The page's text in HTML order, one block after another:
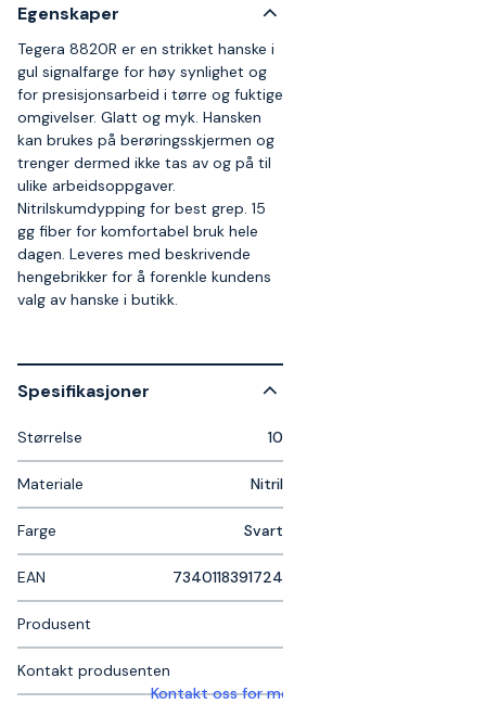
Egenskaper
Tegera 8820R er en strikket hanske i
gul signalfarge for høy synlighet og
for presisjonsarbeid i tørre og fuktige
omgivelser. Glatt og myk. Hansken
kan brukes på berøringsskjermen og
trenger dermed ikke tas av og på til
ulike arbeidsoppgaver.
Nitrilskumdypping for best grep. 15
gg fiber for komfortabel bruk hele
dagen. Leveres med beskrivende
hengebrikker for å forenkle kundens
valg av hanske i butikk.
Spesifikasjoner
Størrelse 10
Materiale Nitril
Farge Svart
EAN 7340118391724
Produsent
Kontakt produsenten
Kontakt oss for mer informasjon